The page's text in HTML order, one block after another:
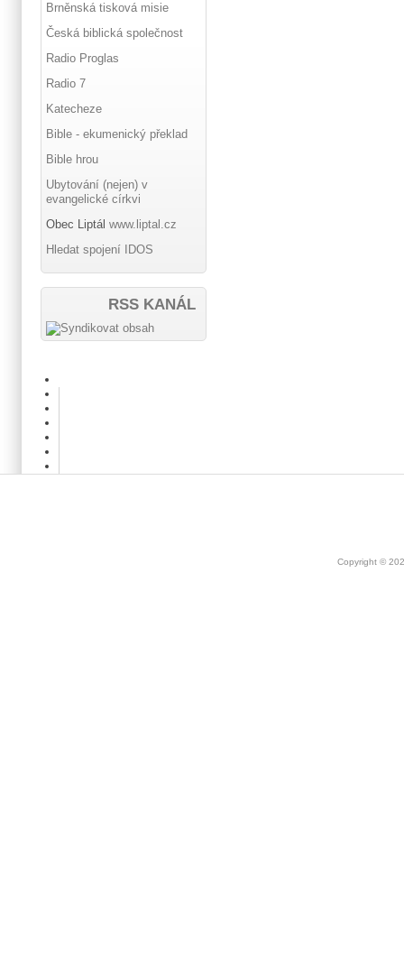
Brněnská tisková misie
Česká biblická společnost
Radio Proglas
Radio 7
Katecheze
Bible - ekumenický překlad
Bible hrou
Ubytování (nejen) v
evangelické církvi
Obec Liptál www.liptal.cz
Hledat spojení IDOS
RSS KANÁL
Copyright ©